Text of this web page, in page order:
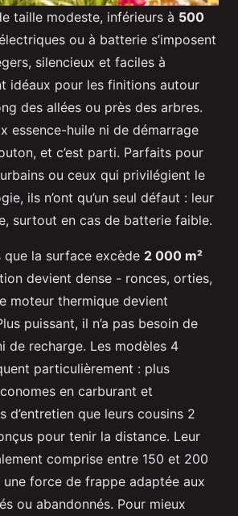
taille modeste, inférieurs à 500
ou à batterie s’imposent
silencieux et faciles à
idéaux pour les finitions autour
des allées ou près des arbres.
essence-huile ni de démarrage
et c’est parti. Parfaits pour
ou ceux qui privilégient le
ils n’ont qu’un seul défaut : leur
surtout en cas de batterie faible.
que la surface excède 2 000 m²
devient dense - ronces, orties,
moteur thermique devient
puissant, il n’a pas besoin de
de recharge. Les modèles 4
particulièrement : plus
en carburant et
d’entretien que leurs cousins 2
pour tenir la distance. Leur
comprise entre 150 et 200
une force de frappe adaptée aux
ou abandonnés. Pour mieux